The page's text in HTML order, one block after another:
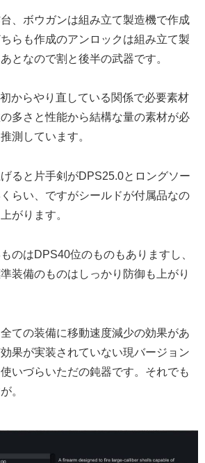
、ボウガンは組み立て製造機で作成
らも作成のアンロックは組み立て製
となので割と後半の武器です。
からやり直している関係で必要素材
多さと性能から結構な量の素材が必
測しています。
ると片手剣がDPS25.0とロングソー
らい、ですがシールドが付属品なの
がります。
のはDPS40位のものもありますし、
装備のものはしっかり防御も上がり
ての装備に移動速度減少の効果があ
果が実装されていない現バージョン
いづらいただの鈍器です。それでも
。